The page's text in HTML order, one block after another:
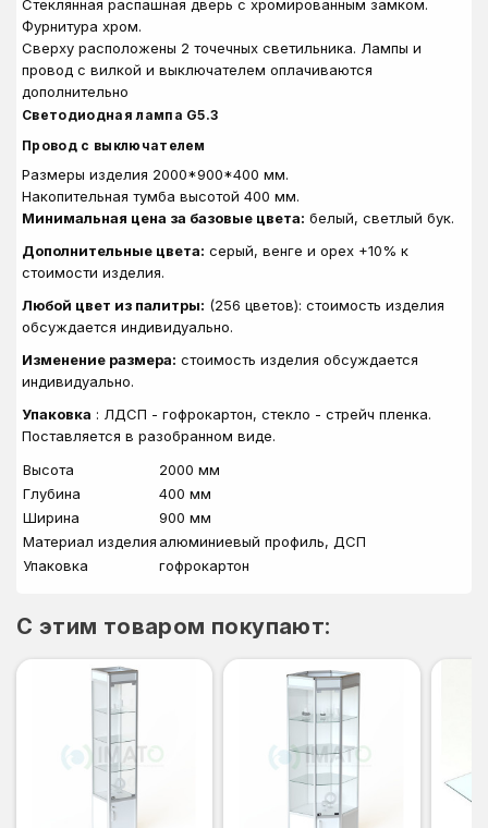
Стеклянная распашная дверь с хромированным замком.
Фурнитура хром.
Сверху расположены 2 точечных светильника. Лампы и
провод с вилкой и выключателем оплачиваются
дополнительно
Светодиодная лампа G5.3
Провод с выключателем
Размеры изделия 2000*900*400 мм.
Накопительная тумба высотой 400 мм.
Минимальная цена за базовые цвета: белый, светлый бук.
Дополнительные цвета: серый, венге и орех +10% к
стоимости изделия.
Любой цвет из палитры: (256 цветов): стоимость изделия
обсуждается индивидуально.
Изменение размера: стоимость изделия обсуждается
индивидуально.
Упаковка : ЛДСП - гофрокартон, стекло - стрейч пленка.
Поставляется в разобранном виде.
Высота
2000 мм
Глубина
400 мм
Ширина
900 мм
Материал изделия алюминиевый профиль, ДСП
Упаковка
гофрокартон
C этим товаром покупают: